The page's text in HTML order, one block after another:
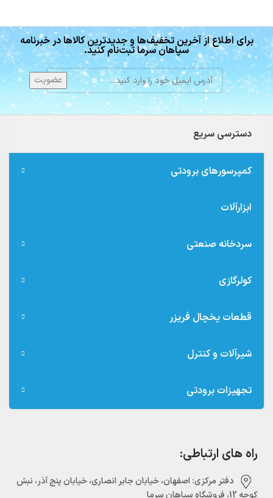
برای اطلاع از آخرین تخفیف‌ها و جدیدترین کالاها در خبرنامه
سپاهان سرما ثبت‌نام کنید.
دسترسی سریع
کمپرسورهای برودتی
ابزارآلات
سردخانه صنعتی
کولرگازی
قطعات یخچال فریزر
شیرآلات و کنترل
تجهیزات برودتی
راه های ارتباطی:
دفتر مرکزی:‌ اصفهان، خیابان جابر انصاری، خیابان پنج آذر، نبش
کوچه 12، فروشگاه سپاهان سرما